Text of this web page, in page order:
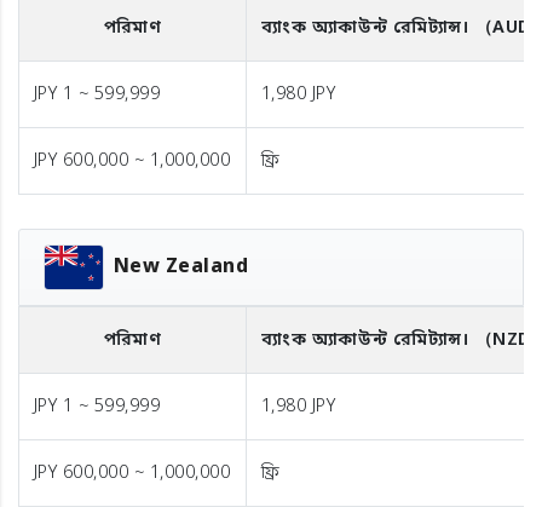
পরিমাণ ব্যাংক অ্যাকাউন্ট রেমিট্যান্স। （
JPY 1 ~ 599,999 1,980 JPY
JPY 600,000 ~ 1,000,000 ফ্রি
New Zealand
পরিমাণ ব্যাংক অ্যাকাউন্ট রেমিট্যান্স। （
JPY 1 ~ 599,999 1,980 JPY
JPY 600,000 ~ 1,000,000 ফ্রি